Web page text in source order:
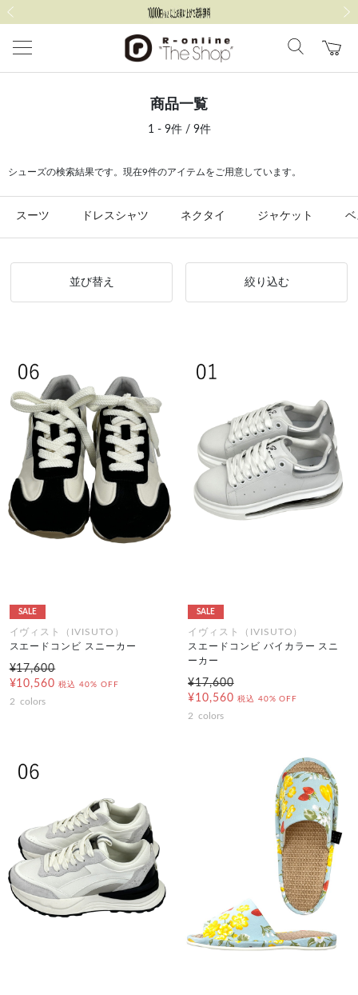
商品一覧
1 - 9件 / 9件
シューズの検索結果です。現在9件のアイテムをご用意しています。
スーツ ドレスシャツ ネクタイ ジャケット
並び替え 絞り込む
SALE
イヴィスト（IVISUTO）
スエードコンビ スニーカー
¥17,600
¥10,560 税込 40% OFF
2 colors
SALE
イヴィスト（IVISUTO）
スエードコンビ バイカラー スニ
ーカー
¥17,600
¥10,560 税込 40% OFF
2 colors